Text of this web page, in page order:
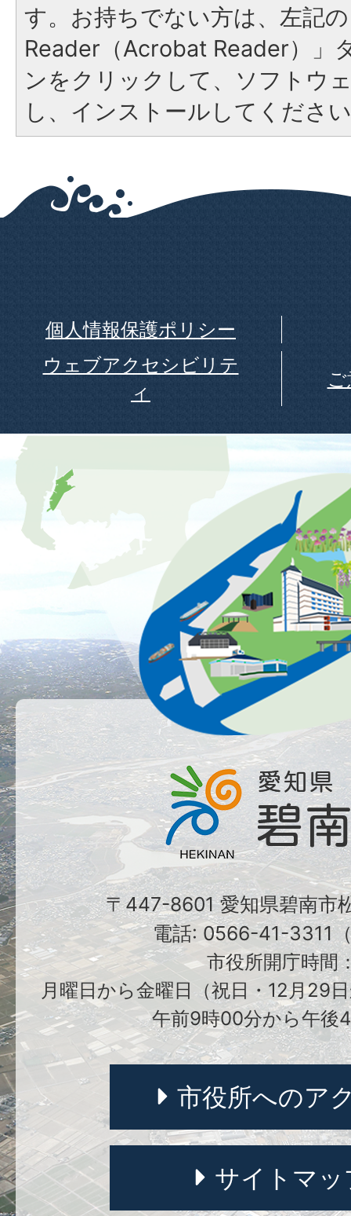
す。お持ちでない方は、左記
Reader（Acrobat Reader）」
ンをクリックして、ソフトウ
し、インストールしてくださ
個人情報保護ポリシー
ウェブアクセシビリテ
ィ
〒447-8601 愛知県碧南市
電話: 0566-41-3311
市役所開庁時間
月曜日から金曜日（祝日・12月29
午前9時00分から午後
市役所へのア
サイトマッ